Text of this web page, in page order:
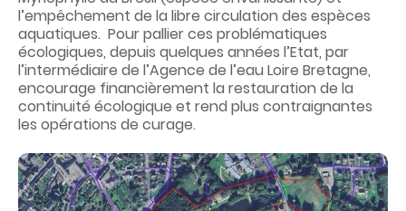
l’empêchement de la libre circulation des espèces
aquatiques. Pour pallier ces problématiques
écologiques, depuis quelques années l’Etat, par
l’intermédiaire de l’Agence de l’eau Loire Bretagne,
encourage financièrement la restauration de la
continuité écologique et rend plus contraignantes
les opérations de curage.